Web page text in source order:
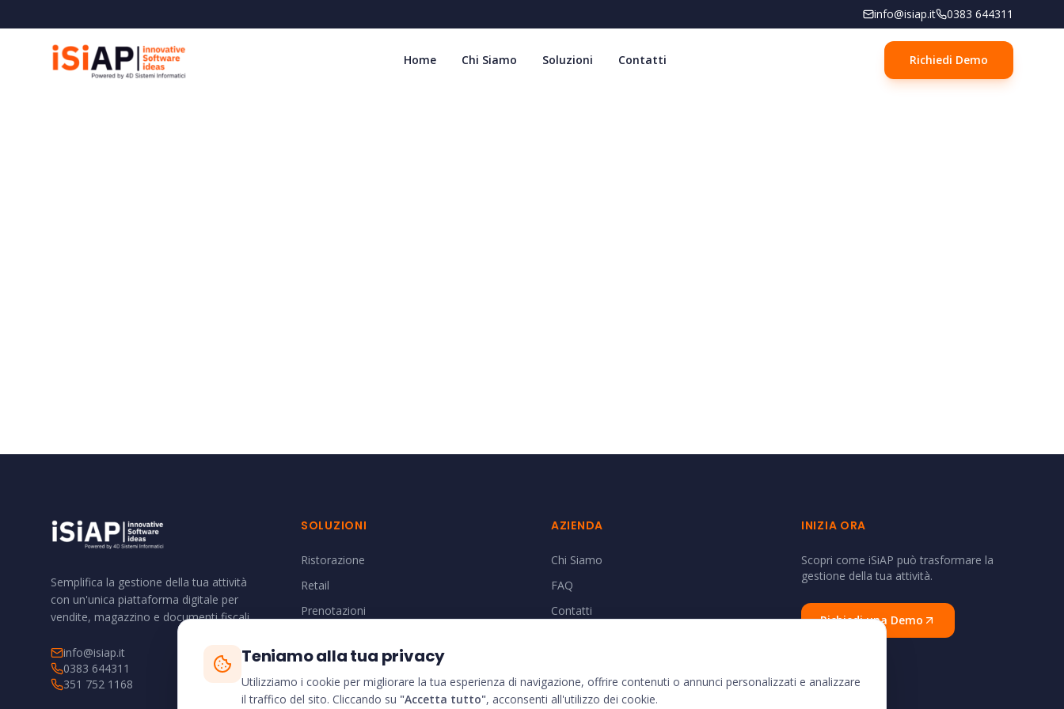
info@isiap.it 0383 644311
Home Chi Siamo Soluzioni Contatti Richiedi Demo
Semplifica la gestione della tua attività
con un'unica piattaforma digitale per
vendite, magazzino e documenti fiscali.
info@isiap.it
0383 644311
351 752 1168
SOLUZIONI
Ristorazione
Retail
Prenotazioni
AZIENDA
Chi Siamo
FAQ
Contatti
INIZIA ORA
Scopri come iSiAP può trasformare la
gestione della tua attività.
Richiedi una Demo
Teniamo alla tua privacy
Utilizziamo i cookie per migliorare la tua esperienza di navigazione, offrire contenuti o annunci personalizzati e analizzare
il traffico del sito. Cliccando su "Accetta tutto", acconsenti all'utilizzo dei cookie.